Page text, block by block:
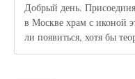
Добрый день.
в Москве храм с иконой
ли появиться, хотя бы